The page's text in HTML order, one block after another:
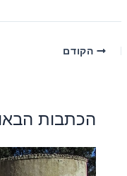
הקודם
הכתבות